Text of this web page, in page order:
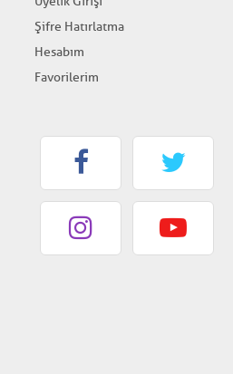
Şifre Hatırlatma
Hesabım
Favorilerim